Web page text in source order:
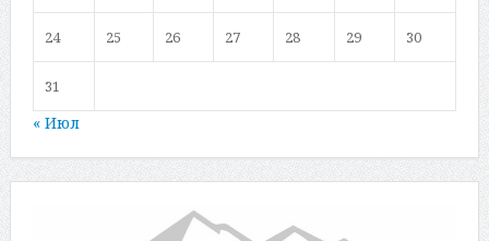
24 25 26 27 28 29 30
31
« Июл